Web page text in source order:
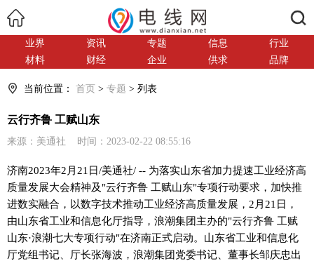
业界 资讯 专题 信息
行业
材料
财经 企业 供求 品牌
当前位置： 首页 > 专题 > 列表
云行齐鲁 工赋山东
来源：美通社 时间：2023-02-22 08:55:16
济南2023年2月21日/美通社/ -- 为落实山东省加力提速工业经济高
质量发展大会精神及"云行齐鲁 工赋山东"专项行动要求，加快推
进数实融合，以数字技术推动工业经济高质量发展，2月21日，
由山东省工业和信息化厅指导，浪潮集团主办的"云行齐鲁 工赋
山东·浪潮七大专项行动"在济南正式启动。山东省工业和信息化
厅党组书记、厅长张海波，浪潮集团党委书记、董事长邹庆忠出